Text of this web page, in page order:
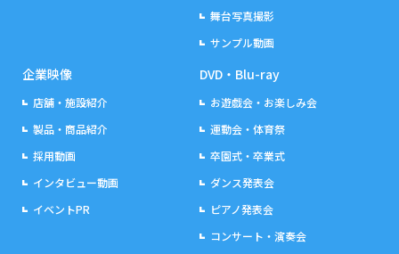
舞台写真撮影
サンプル動画
企業映像
店舗・施設紹介
製品・商品紹介
採用動画
インタビュー動画
イベントPR
DVD・Blu-ray
お遊戯会・お楽しみ会
運動会・体育祭
卒園式・卒業式
ダンス発表会
ピアノ発表会
コンサート・演奏会